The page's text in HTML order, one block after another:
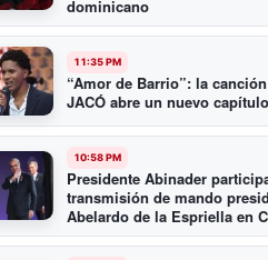
dominicano
11:35 PM
“Amor de Barrio”: la
JACÓ abre un nuevo
10:58 PM
Presidente Abinader
transmisión de mando
Abelardo de la Espriella en